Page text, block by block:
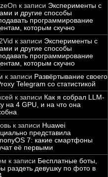
к записи Эксперименты с
и другие способы
программирование
которым скучно
к записи Эксперименты с
и другие способы
программирование
которым скучно
к записи Развёртывание своего
Telegram со статистикой
к записи Как я собрал LLM-
на 4 GPU, и на что она
к записи Huawei
представила
7: какие смартфоны
её первыми
к записи Бесплатные боты,
раздеть девушку по фото в